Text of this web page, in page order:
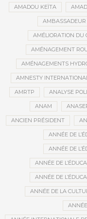
AMADOU KEÏTA
AMÉLIORATION DU
AMÉNAGEMENT
AMÉNAGEMENTS
AMNESTY
AMRTP ANALYSE
ANAM
ANCIEN PRÉSIDENT
ANNÉE DE
ANNÉE DE
ANNÉE DE
ANNÉE DE
ANNÉE DE LA